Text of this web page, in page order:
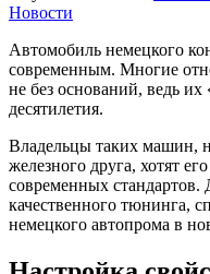
Новости
Автомобиль немецкого
современным. Многие
не без оснований, ведь
десятилетия.
Владельцы таких машин,
железного друга, хотят
современных стандартов.
качественного тюнинга,
немецкого автопрома в